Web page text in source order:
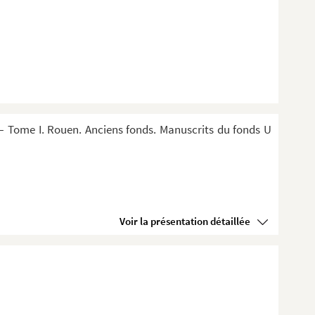
I. Rouen. Anciens fonds. Manuscrits du fonds U
Voir la présentation détaillée